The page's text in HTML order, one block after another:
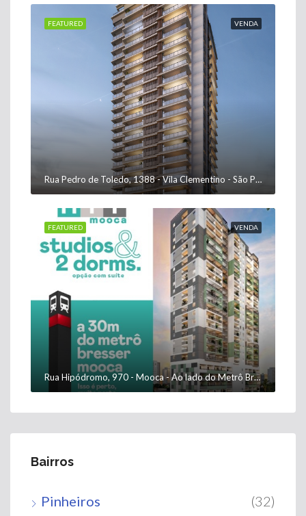
VENDA
FEATURED
Rua Pedro de Toledo, 1388 - Vila Clementino - São Paulo - SP, 04039-003
VENDA
FEATURED
Rua Hipódromo, 970 - Mooca - Ao lado do Metrô Bresser-Mooca
Bairros
Pinheiros
(32)